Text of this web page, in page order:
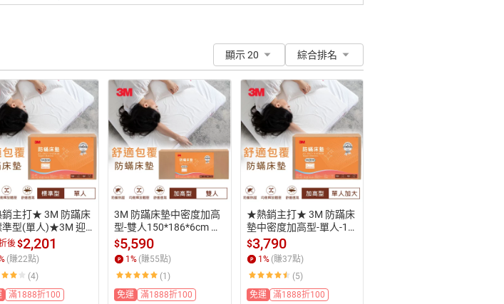
顯示 20 綜合排名
主打★ 3M 防蹣床
準型(單人)★3M 迎
舊 ★299起免運
後$2,201
(賺22點)
(4)
滿1888折100
3M 防蹣床墊中密度加高
型-雙人150*186*6cm 加
贈防蹣枕心x2｜IBT防蹣
認證｜台灣製造｜免運★
3M 迎新送舊 ★299起免
運
$5,590
1% (賺55點)
(1)
免運
滿1888折100
★熱銷主打★ 3M 防蹣床
墊中密度加高型-單人-10
5*186*6cm (加贈防蹣枕
心)｜IBT防蹣認證｜台灣
製造｜免運★3M 迎新送
舊 ★299起免運
$3,790
1% (賺37點)
(5)
免運
滿1888折100